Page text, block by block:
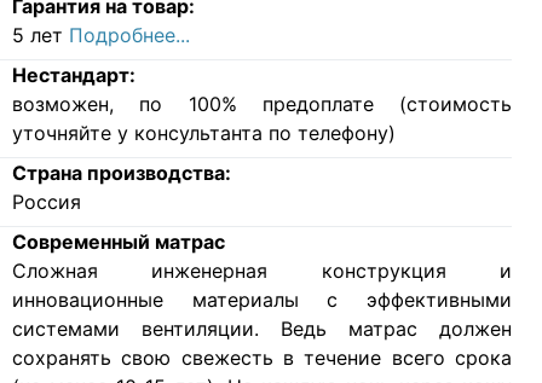
Гарантия на товар:
5 лет Подробнее...
Нестандарт:
возможен, по 100% предоплате (стоимость
уточняйте у консультанта по телефону)
Страна производства:
Россия
Современный матрас
Cложная инженерная конструкция и
инновационные материалы с эффективными
системами вентиляции. Ведь матрас должен
сохранять свою свежесть в течение всего срока